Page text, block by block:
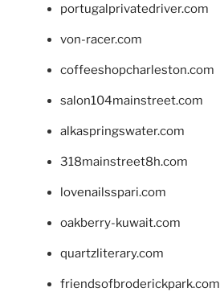
portugalprivatedriver.com
von-racer.com
coffeeshopcharleston.com
salon104mainstreet.com
alkaspringswater.com
318mainstreet8h.com
lovenailsspari.com
oakberry-kuwait.com
quartzliterary.com
friendsofbroderickpark.com